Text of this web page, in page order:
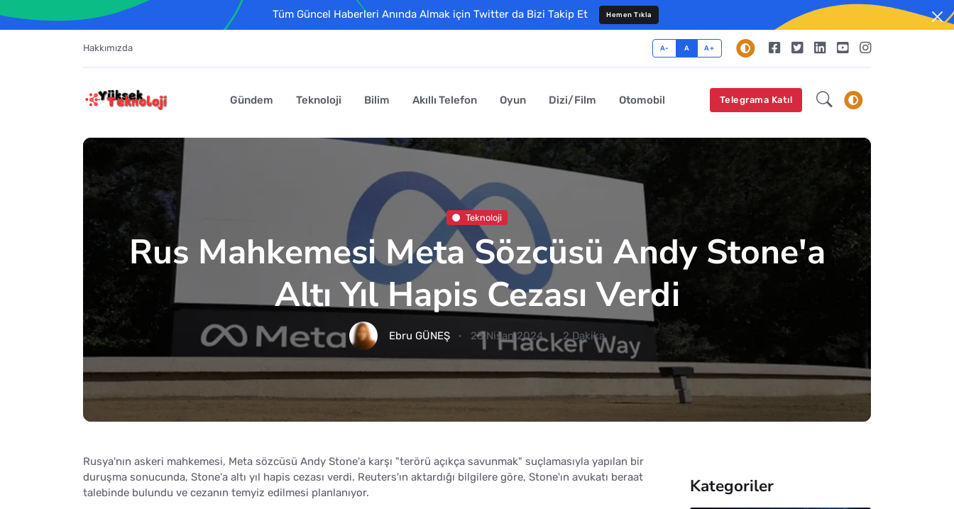
Tüm Güncel Haberleri Anında Almak için Twitter da Bizi Takip Et Hemen Tıkla
Hakkımızda A- A A+
Gündem Teknoloji Bilim Akıllı Telefon Oyun Dizi/Film Otomobil Telegrama Katıl
Teknoloji
Rus Mahkemesi Meta Sözcüsü Andy Stone'a
Altı Yıl Hapis Cezası Verdi
Ebru GÜNEŞ 23 Nisan 2024 2 Dakika
Rusya'nın askeri mahkemesi, Meta sözcüsü Andy Stone'a karşı "terörü açıkça savunmak" suçlamasıyla yapılan bir
duruşma sonucunda, Stone'a altı yıl hapis cezası verdi. Reuters'ın aktardığı bilgilere göre, Stone'ın avukatı beraat
talebinde bulundu ve cezanın temyiz edilmesi planlanıyor.
Kategoriler